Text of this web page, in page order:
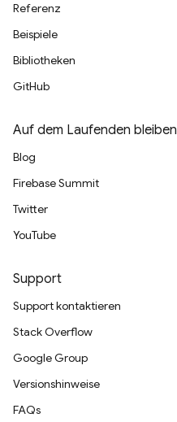
Referenz
Beispiele
Bibliotheken
GitHub
Auf dem Laufenden bleiben
Blog
Firebase Summit
Twitter
YouTube
Support
Support kontaktieren
Stack Overflow
Google Group
Versionshinweise
FAQs